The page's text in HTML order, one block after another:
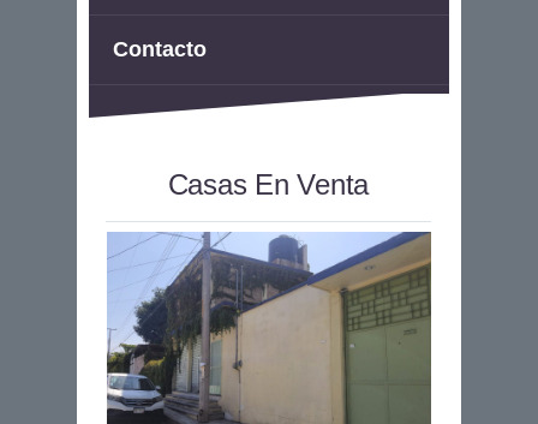
Contacto
Casas En Venta